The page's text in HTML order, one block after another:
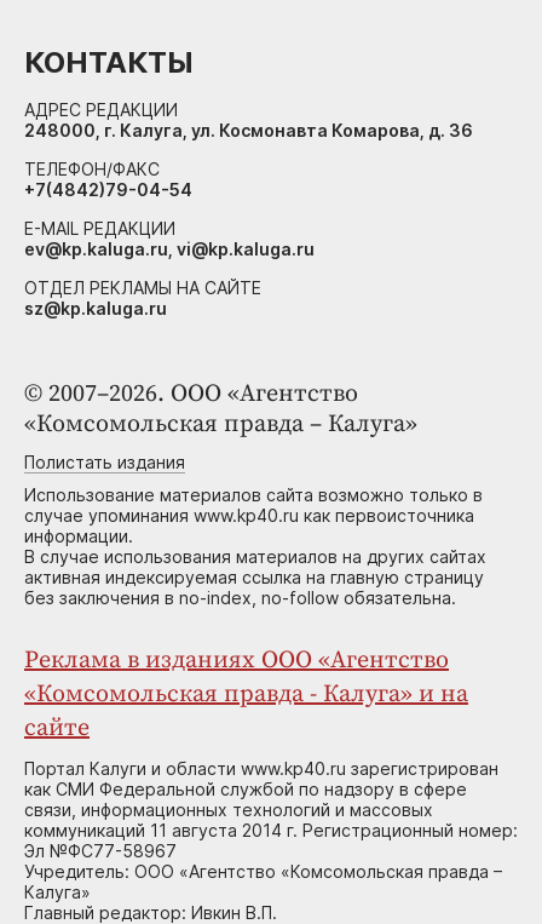
© 2007–2026. ООО «Агентство
«Комсомольская правда – Калуга»
Полистать издания
Использование материалов сайта возможно только в
случае упоминания www.kp40.ru как первоисточника
информации.
В случае использования материалов на других сайтах
активная индексируемая ссылка на главную страницу
без заключения в no-index, no-follow обязательна.
Реклама в изданиях ООО «Агентство
«Комсомольская правда - Калуга» и на
сайте
Портал Калуги и области www.kp40.ru зарегистрирован
как СМИ Федеральной службой по надзору в сфере
связи, информационных технологий и массовых
коммуникаций 11 августа 2014 г. Регистрационный номер:
Эл №ФС77-58967
Учредитель: ООО «Агентство «Комсомольская правда –
Калуга»
Главный редактор: Ивкин В.П.
КОНТАКТЫ
АДРЕС РЕДАКЦИИ
248000, г. Калуга, ул. Космонавта Комарова, д. 36
ТЕЛЕФОН/ФАКС
+7(4842)79-04-54
E-MAIL РЕДАКЦИИ
ev@kp.kaluga.ru, vi@kp.kaluga.ru
ОТДЕЛ РЕКЛАМЫ НА САЙТЕ
sz@kp.kaluga.ru